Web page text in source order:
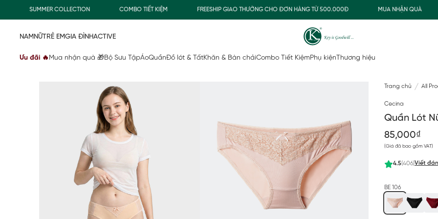
SUMMER COLLECTION COMBO TIẾT KIỆM FREESHIP GIAO THƯỜNG CHO ĐƠN HÀNG TỪ 500.000Đ MUA NHẬN QUÀ
NAMNỮTRẺ EMGIA ĐÌNHACTIVE
Ưu đãi 🔥 Mua nhận quà 🎁Bộ Sưu TậpÁoQuầnĐồ lót & TấtKhăn & Bàn chảiCombo Tiết KiệmPhụ kiện Thương hiệu
Trang chủ All
Cecina
Quần Lót
85,000₫
(Giá đã bao gồm VAT)
4.5(406)Viết
BE 106